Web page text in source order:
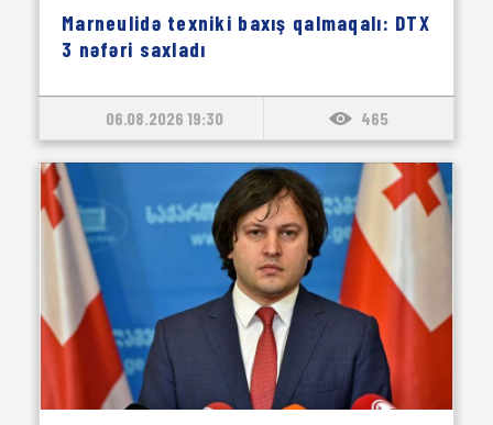
Marneulidə texniki baxış qalmaqalı: DTX
3 nəfəri saxladı
06.08.2026 19:30 465